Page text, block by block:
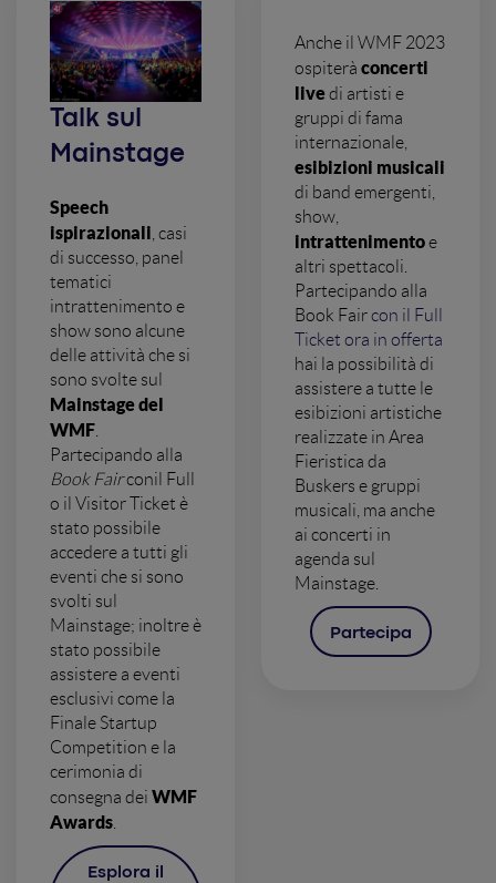
Talk sul
Mainstage
Speech
ispirazionali, casi
di successo, panel
tematici
intrattenimento e
show sono alcune
delle attività che si
sono svolte sul
Mainstage del
WMF.
Partecipando alla
Book Fairconil Full
o il Visitor Ticket è
stato possibile
accedere a tutti gli
eventi che si sono
svolti sul
Mainstage; inoltre è
stato possibile
assistere a eventi
esclusivi come la
Finale Startup
Competition e la
cerimonia di
consegna dei WMF
Awards.
Esplora il
Anche il WMF 2023
ospiterà concerti
livedi artisti e
gruppi di fama
internazionale,
esibizioni musicali
di band emergenti,
show,
intrattenimentoe
altri spettacoli.
Partecipando alla
Book Faircon il Full
Ticket ora in offerta
hai la possibilità di
assistere a tutte le
esibizioni artistiche
realizzate in Area
Fieristica da
Buskers e gruppi
musicali, ma anche
ai concerti in
agenda sul
Mainstage.
Partecipa